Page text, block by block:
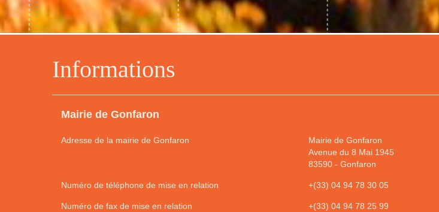
Informations
Mairie de Gonfaron
Adresse de la mairie de Gonfaron
Mairie de Gonfaron
Avenue du 8 Mai 1945
83590- Gonfaron
Numéro de téléphone de mise en relation +(33) 04 94 78 30 05
Numéro de fax de mise en relation +(33) 04 94 78 25 99